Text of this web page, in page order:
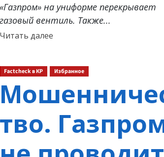
«Газпром» на униформе перекрывает
газовый вентиль. Также...
Читать далееПрочитать
Factcheck в КР Избранное
тво.